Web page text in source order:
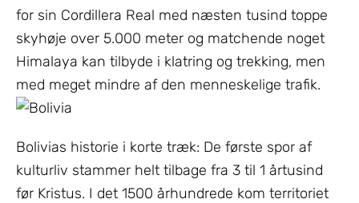
for sin Cordillera Real med næsten tusind toppe
skyhøje over 5.000 meter og matchende noget
Himalaya kan tilbyde i klatring og trekking, men
med meget mindre af den menneskelige trafik.
Bolivias historie i korte træk: De første spor af
kulturliv stammer helt tilbage fra 3 til 1 årtusind
før Kristus. I det 1500 århundrede kom territoriet